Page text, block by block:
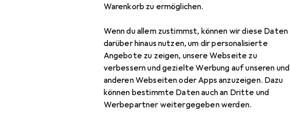
Warenkorb zu ermöglichen.
Wenn du allem zustimmst, können wir diese Daten
darüber hinaus nutzen, um dir personalisierte
Angebote zu zeigen, unsere Webseite zu
verbessern und gezielte Werbung auf unseren und
anderen Webseiten oder Apps anzuzeigen. Dazu
können bestimmte Daten auch an Dritte und
Werbepartner weitergegeben werden.